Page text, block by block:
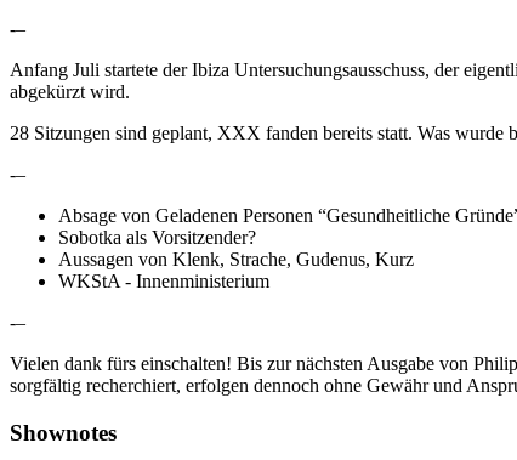
-–
Anfang Juli startete der Ibiza Untersuchungsausschuss, der
abgekürzt wird.
28 Sitzungen sind geplant, XXX fanden bereits statt. Was wurde
-–
Absage von Geladenen Personen “Gesundheitliche
Sobotka als Vorsitzender?
Aussagen von Klenk, Strache, Gudenus, Kurz
WKStA - Innenministerium
-–
Vielen dank fürs einschalten! Bis zur nächsten Ausgabe von
sorgfältig recherchiert, erfolgen dennoch ohne Gewähr und
Shownotes